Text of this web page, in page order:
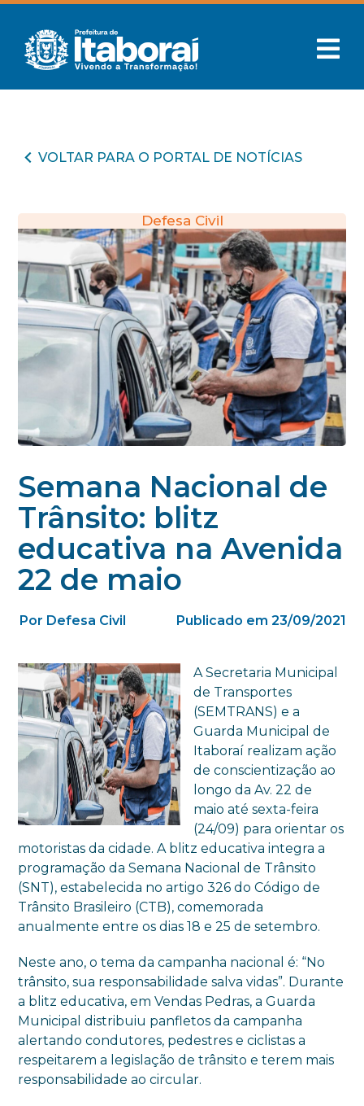
VOLTAR PARA O PORTAL DE NOTÍCIAS
Defesa Civil
Semana Nacional de
Trânsito: blitz
educativa na Avenida
22 de maio
Por Defesa Civil Publicado em 23/09/2021
A Secretaria Municipal
de Transportes
(SEMTRANS) e a
Guarda Municipal de
Itaboraí realizam ação
de conscientização ao
longo da Av. 22 de
maio até sexta-feira
(24/09) para orientar os
motoristas da cidade. A blitz educativa integra a
programação da Semana Nacional de Trânsito
(SNT), estabelecida no artigo 326 do Código de
Trânsito Brasileiro (CTB), comemorada
anualmente entre os dias 18 e 25 de setembro.
Neste ano, o tema da campanha nacional é: “No
trânsito, sua responsabilidade salva vidas”. Durante
a blitz educativa, em Vendas Pedras, a Guarda
Municipal distribuiu panfletos da campanha
alertando condutores, pedestres e ciclistas a
respeitarem a legislação de trânsito e terem mais
responsabilidade ao circular.